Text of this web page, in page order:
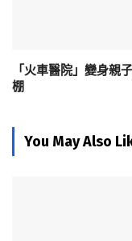
「火車醫院」變身親
棚
You May Also